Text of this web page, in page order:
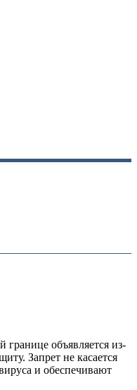
границе объявляется из-
Запрет не касается
и обеспечивают